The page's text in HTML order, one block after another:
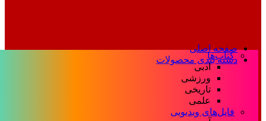
صفحه اصلی
دسته بندی محصولات
کتاب‌ها
ادبی
ورزشی
تاریخی
علمی
فایل‌های ویدیویی